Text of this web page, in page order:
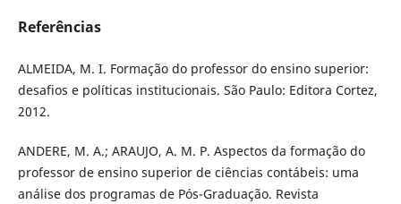
Referências
ALMEIDA, M. I. Formação do professor do ensino superior:
desafios e políticas institucionais. São Paulo: Editora Cortez,
2012.
ANDERE, M. A.; ARAUJO, A. M. P. Aspectos da formação do
professor de ensino superior de ciências contábeis: uma
análise dos programas de Pós-Graduação. Revista